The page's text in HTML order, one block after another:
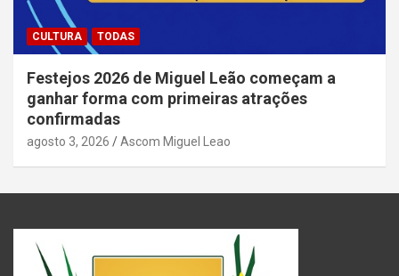
CULTURA TODAS
Festejos 2026 de Miguel Leão começam a
ganhar forma com primeiras atrações
confirmadas
agosto 3, 2026 Ascom Miguel Leao